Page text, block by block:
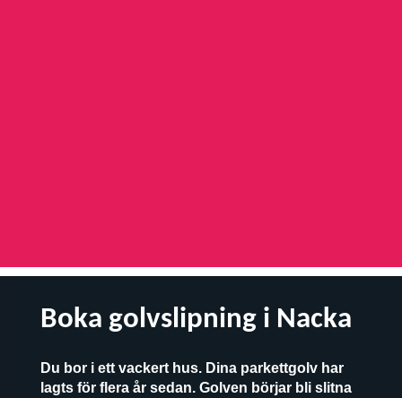
Boka golvslipning i Nacka
Du bor i ett vackert hus. Dina parkettgolv har
lagts för flera år sedan. Golven börjar bli slitna